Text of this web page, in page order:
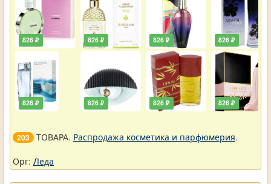
826 ₽
826 ₽
826 ₽
826 ₽
826 ₽
826 ₽
826 ₽
826 ₽
203 ТОВАРА. Распродажа косметика и парфюмерия.
Орг: Леда